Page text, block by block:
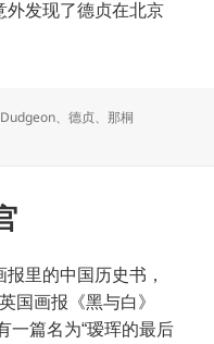
外发现了德贞在北京
、德贞、那桐
里的中国历史书，
国画报《黑与白》
一篇名为“瑷珲的最后